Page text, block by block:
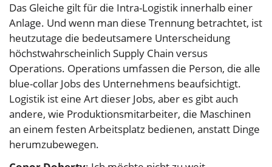
Das Gleiche gilt für die Intra-Logistik innerhalb einer
Anlage. Und wenn man diese Trennung betrachtet, ist
heutzutage die bedeutsamere Unterscheidung
höchstwahrscheinlich Supply Chain versus
Operations. Operations umfassen die Person, die alle
blue-collar Jobs des Unternehmens beaufsichtigt.
Logistik ist eine Art dieser Jobs, aber es gibt auch
andere, wie Produktionsmitarbeiter, die Maschinen
an einem festen Arbeitsplatz bedienen, anstatt Dinge
herumzubewegen.